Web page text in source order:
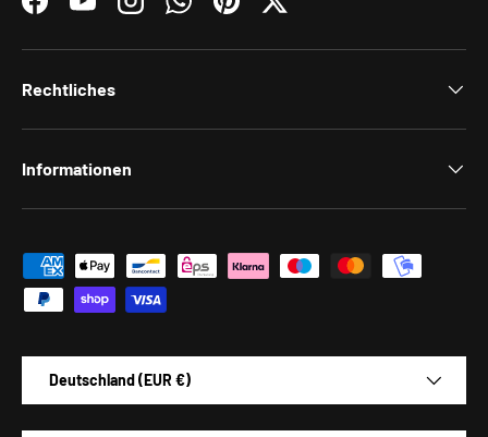
FacebookYouTubeInstagramWhatsAppPinterestTwitter
Rechtliches
Informationen
Zahlungsmethoden
Deutschland (EUR €)